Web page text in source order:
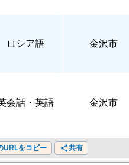
ロシア語 金沢市
会話・英語 金沢市
URLをコピー share共有